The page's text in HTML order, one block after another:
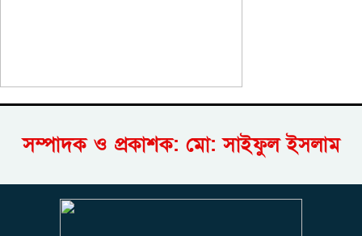
সম্পাদক ও প্রকাশক: মো: সাইফুল ইসলাম